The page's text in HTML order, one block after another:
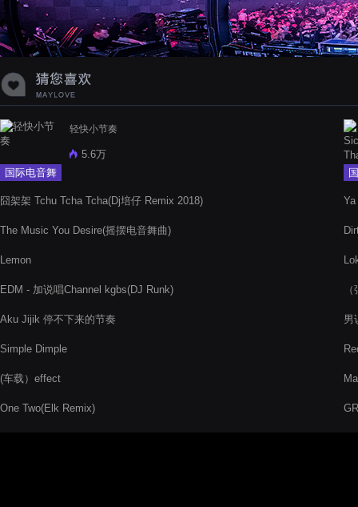
国际电音舞
轻快小节奏
5.6万
囧架架 Tchu Tcha Tcha(Dj培仔 Remix 2018)
The Music You Desire(摇摆电音舞曲)
Lemon
EDM - 加说唱Channel kgbs(DJ Runk)
Aku Jijik 停不下来的节奏
Simple Dimple
(车载）effect
One Two(Elk Remix)
男